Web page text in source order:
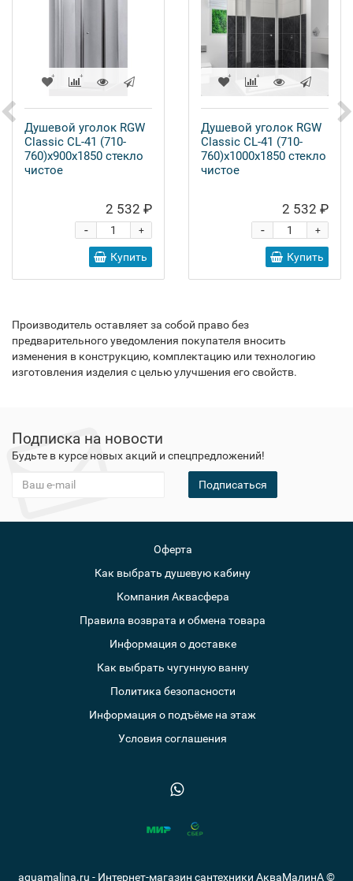
Душевой уголок RGW
Classic CL-41 (710-
760)x900x1850 стекло
чистое
2 532 ₽
+
-
Купить
Душевой уголок RGW
Classic CL-41 (710-
760)x1000x1850 стекло
чистое
2 532 ₽
+
-
Купить
Производитель оставляет за собой право без
предварительного уведомления покупателя вносить
изменения в конструкцию, комплектацию или технологию
изготовления изделия с целью улучшения его свойств.
Подписка на новости
Будьте в курсе новых акций и спецпредложений!
Подписаться
Оферта
Как выбрать душевую кабину
Компания Аквасфера
Правила возврата и обмена товара
Информация о доставке
Как выбрать чугунную ванну
Политика безопасности
Информация о подъёме на этаж
Условия соглашения
aquamalina.ru - Интернет-магазин сантехники АкваМалинА ©